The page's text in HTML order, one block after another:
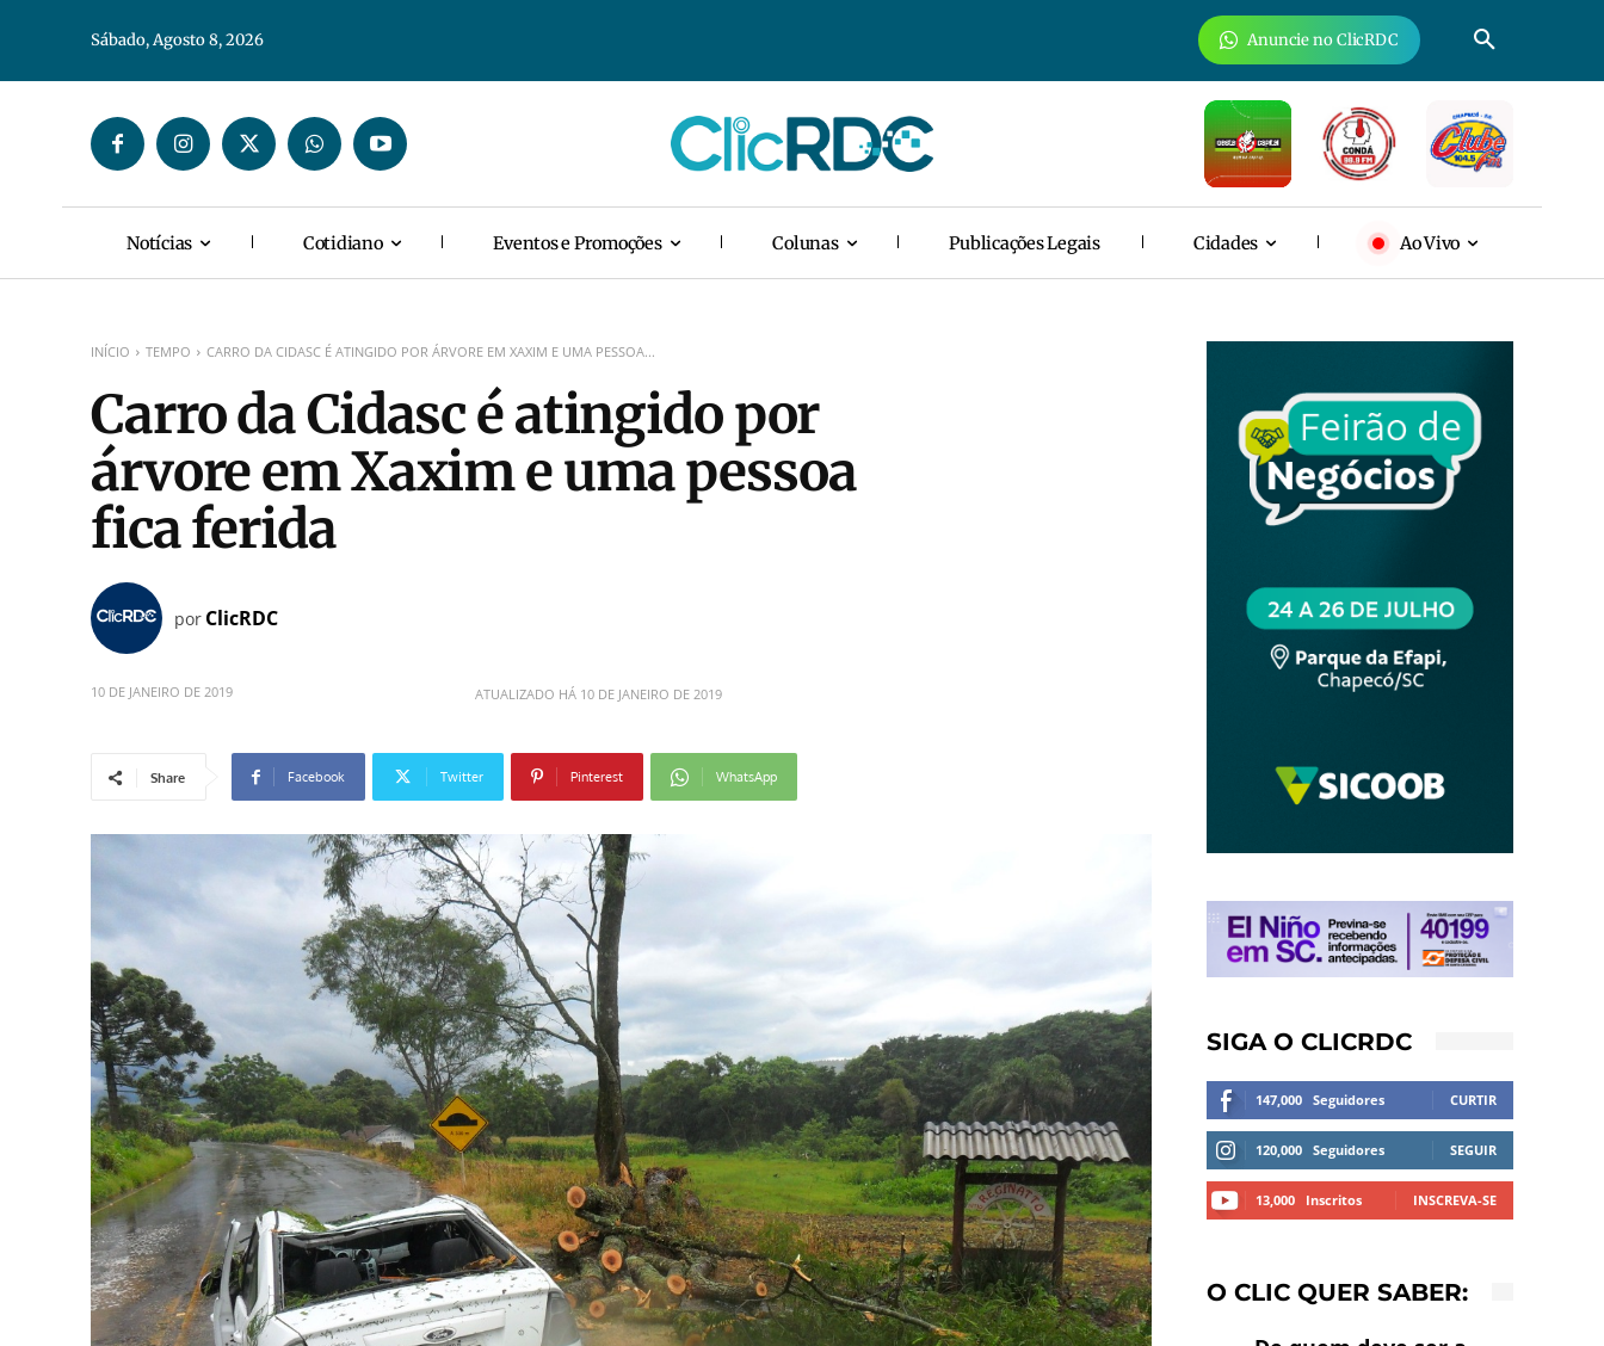
Sábado, Agosto 8, 2026 Anuncie no ClicRDC
Notícias Cotidiano Eventos e Promoções Colunas Publicações Legais Cidades Ao Vivo
INÍCIO TEMPO CARRO DA CIDASC É ATINGIDO POR ÁRVORE EM XAXIM E UMA PESSOA...
Carro da Cidasc é atingido por
árvore em Xaxim e uma pessoa
fica ferida
por ClicRDC
10 DE JANEIRO DE 2019 ATUALIZADO HÁ 10 DE JANEIRO DE 2019
Share Facebook Twitter Pinterest WhatsApp
SIGA O CLICRDC
147,000 Seguidores CURTIR
120,000 Seguidores SEGUIR
13,000 Inscritos INSCREVA-SE
O CLIC QUER SABER: